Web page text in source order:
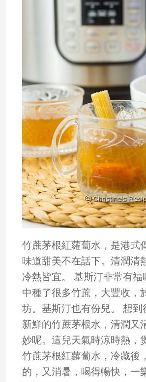
竹蔗茅根紅蘿蔔水，是港式
味道甜美不在話下。清潤清
冷熱皆宜。 基斯汀非常有福
中種了很多竹蔗，大豐收，
坊。基斯汀也有份兒。 想到
新鮮的竹蔗茅根水，清潤又
妙呢。這兒天氣時涼時熱，
竹蔗茅根紅蘿蔔水，冷藏後
的，又消暑，喝得暢快，一